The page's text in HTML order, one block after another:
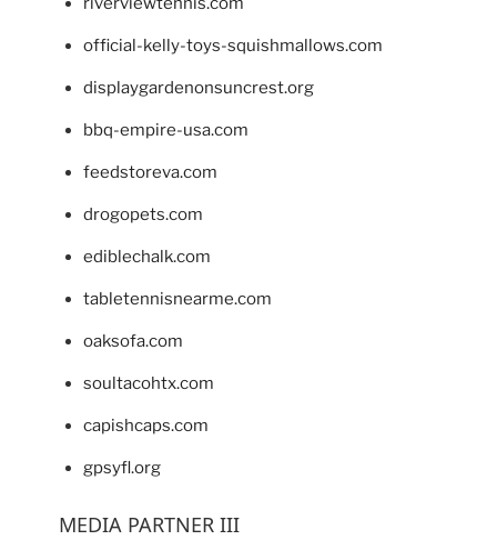
official-kelly-toys-squishmallows.com
displaygardenonsuncrest.org
bbq-empire-usa.com
feedstoreva.com
drogopets.com
ediblechalk.com
tabletennisnearme.com
oaksofa.com
soultacohtx.com
capishcaps.com
gpsyfl.org
MEDIA PARTNER III